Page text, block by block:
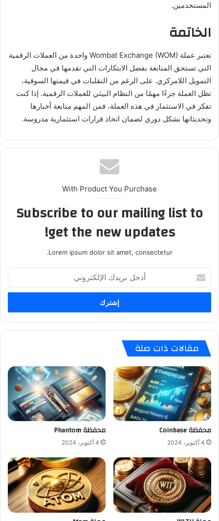
المستخدمين.
الخاتمة
تعتبر عملة Wombat Exchange (WOM) واحدة من العملات الرقمية
التي تستحق المتابعة بفضل الابتكارات التي تقدمها في مجال
التمويل اللامركزي. على الرغم من التقلبات في قيمتها السوقية،
تظل العملة جزءًا مهمًا من النظام البيئي للعملات الرقمية. إذا كنت
تفكر في الاستثمار في هذه العملة، فمن المهم متابعة أخبارها
وتحديثاتها بشكل دوري لضمان اتخاذ قرارات استثمارية مدروسة.
With Product You Purchase
Subscribe to our mailing list to
get the new updates!
Lorem ipsum dolor sit amet, consectetur.
بريدك
الإلكتروني
مقالات ذات صلة
محفظة Coinbase
4 أكتوبر، 2024
محفظة Phantom
4 أكتوبر، 2024